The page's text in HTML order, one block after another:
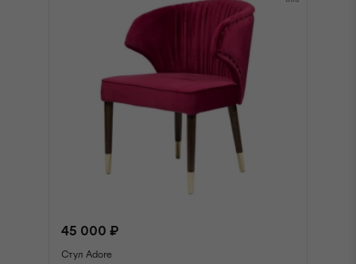
45 000 ₽
Стул Adore